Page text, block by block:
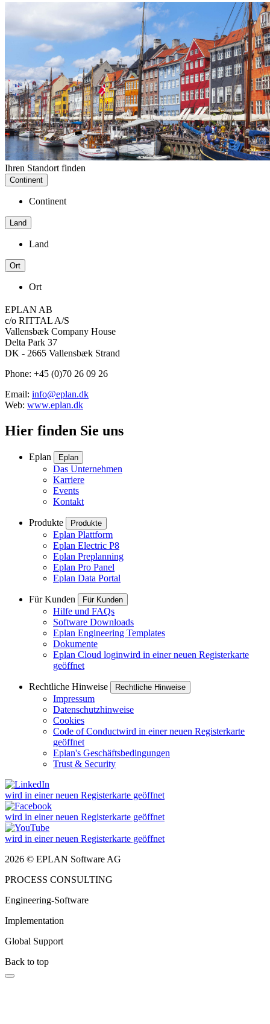
Ihren Standort finden
Continent
Continent
Land
Land
Ort
Ort
EPLAN AB
c/o RITTAL A/S
Vallensbæk Company House
Delta Park 37
DK - 2665 Vallensbæk Strand
Phone: +45 (0)70 26 09 26
Email: info@eplan.dk
Web: www.eplan.dk
Hier finden Sie uns
Eplan Eplan
Das Unternehmen
Karriere
Events
Kontakt
Produkte Produkte
Eplan Plattform
Eplan Electric P8
Eplan Preplanning
Eplan Pro Panel
Eplan Data Portal
Für Kunden Für Kunden
Hilfe und FAQs
Software Downloads
Eplan Engineering Templates
Dokumente
Eplan Cloud loginwird in einer neuen Registerkarte
geöffnet
Rechtliche Hinweise Rechtliche Hinweise
Impressum
Datenschutzhinweise
Cookies
Code of Conductwird in einer neuen Registerkarte
geöffnet
Eplan's Geschäftsbedingungen
Trust & Security
wird in einer neuen Registerkarte geöffnet
wird in einer neuen Registerkarte geöffnet
wird in einer neuen Registerkarte geöffnet
2026 © EPLAN Software AG
PROCESS CONSULTING
Engineering-Software
Implementation
Global Support
Back to top